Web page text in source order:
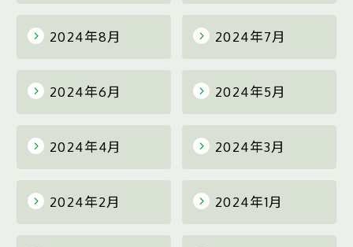
2024年8月 2024年7月
2024年6月 2024年5月
2024年4月 2024年3月
2024年2月 2024年1月